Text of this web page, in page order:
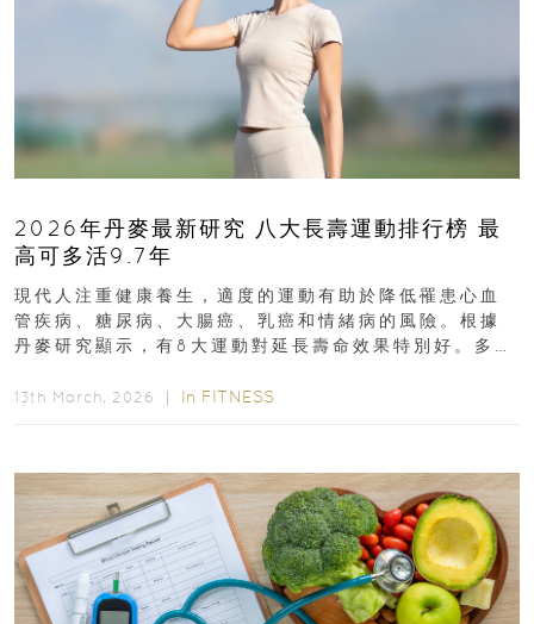
2026年丹麥最新研究 八大長壽運動排行榜 最
高可多活9.7年
現代人注重健康養生，適度的運動有助於降低罹患心血
管疾病、糖尿病、大腸癌、乳癌和情緒病的風險。根據
丹麥研究顯示，有8大運動對延長壽命效果特別好。多做
13th March, 2026 ｜ In FITNESS